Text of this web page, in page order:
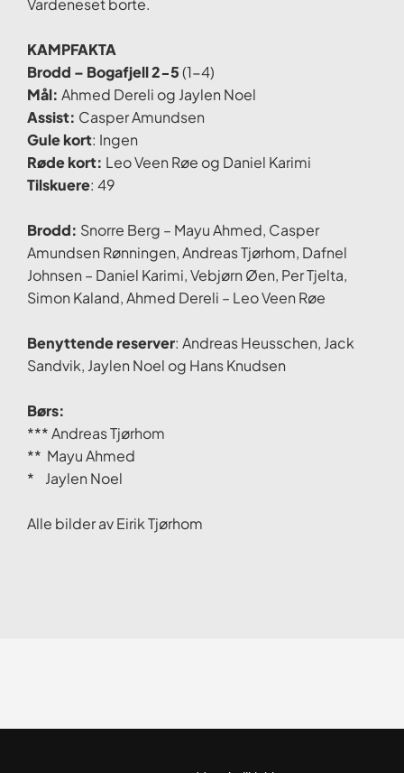
KAMPFAKTA
Brodd – Bogafjell 2-5(1-4)
Mål: Ahmed Dereli og Jaylen Noel
Assist: Casper Amundsen
Gule kort: Ingen
Røde kort: Leo Veen Røe og Daniel Karimi
Tilskuere: 49
Brodd: Snorre Berg – Mayu Ahmed, Casper
Amundsen Rønningen, Andreas Tjørhom, Dafnel
Johnsen – Daniel Karimi, Vebjørn Øen, Per Tjelta,
Simon Kaland, Ahmed Dereli – Leo Veen Røe
Benyttende reserver: Andreas Heusschen, Jack
Sandvik, Jaylen Noel og Hans Knudsen
Børs:
*** Andreas Tjørhom
** Mayu Ahmed
* Jaylen Noel
Alle bilder av Eirik Tjørhom